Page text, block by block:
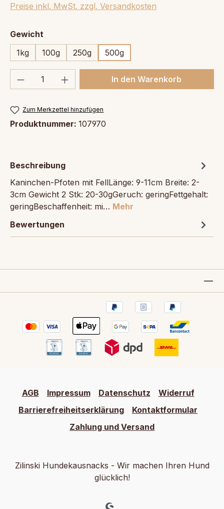
Preise inkl. MwSt. zzgl. Versandkosten
Gewicht
1kg
100g 250g 500g
Produkt Anzahl: Gib denIn den Warenkorb
Zum Merkzettel hinzufügen
Produktnummer: 107970
Beschreibung
Kaninchen-Pfoten mit FellLänge: 9-11cm Breite: 2-
3cm Gewicht 2 Stk: 20-30gGeruch: geringFettgehalt:
geringBeschaffenheit: mi… Mehr
Bewertungen
AGB Impressum Datenschutz
Widerruf
Barrierefreiheitserklärung
Kontaktformular
Zahlung und Versand
Zilinski Hundekausnacks - Wir machen Ihren Hund
glücklich!